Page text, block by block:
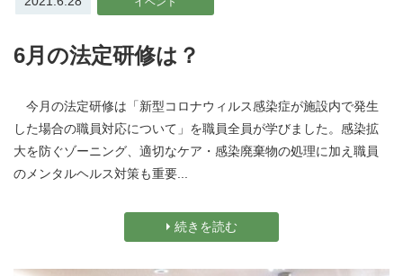
6月の法定研修は？
今月の法定研修は「新型コロナウィルス感染症が施設内で発生
した場合の職員対応について」を職員全員が学びました。感染拡
大を防ぐゾーニング、適切なケア・感染廃棄物の処理に加え職員
のメンタルヘルス対策も重要...
続きを読む